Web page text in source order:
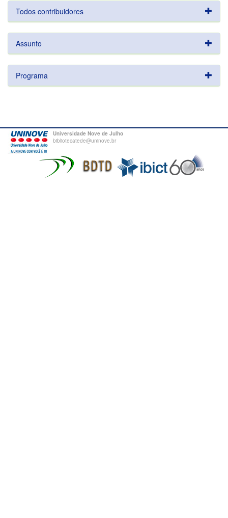
Todos contribuidores
Assunto
Programa
Universidade Nove de Julho
bibliotecatede@uninove.br